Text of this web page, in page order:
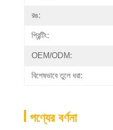
রঙ:
প্রিন্টিং:
OEM/ODM:
বিশেষভাবে তুলে ধরা:
পণ্যের বর্ণনা